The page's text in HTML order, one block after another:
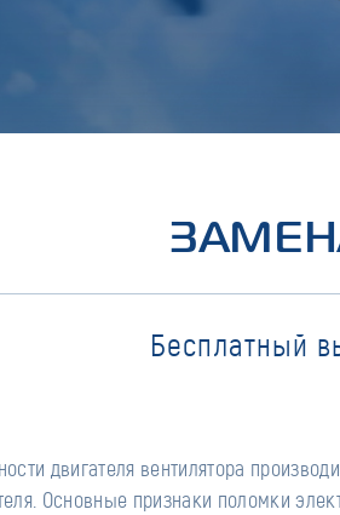
Бесплатный
двигателя вентилятора
Основные признаки поломки
износа вала мотора